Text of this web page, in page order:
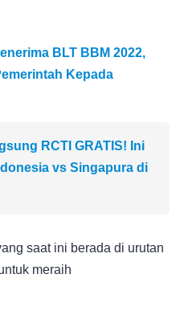
BLT BBM 2022,
Kepada
RCTI GRATIS! Ini
vs Singapura di
saat ini berada di urutan
meraih